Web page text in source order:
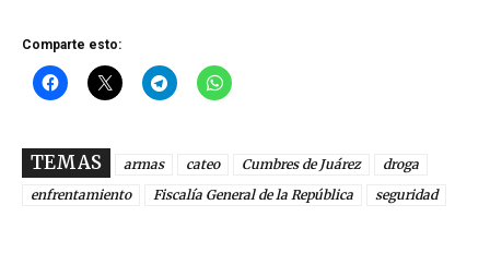
Comparte esto:
TEMAS armas cateo Cumbres de Juárez
droga
enfrentamiento
Fiscalía General de la República seguridad